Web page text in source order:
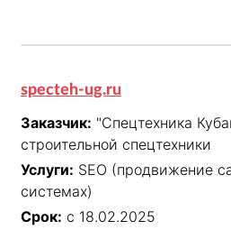
specteh-ug.ru
Заказчик: "Спецтехника
строительной спецтехники
Услуги: SEO (продвижение
системах)
Срок: с 18.02.2025